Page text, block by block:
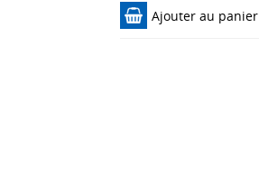
Ajouter au panier